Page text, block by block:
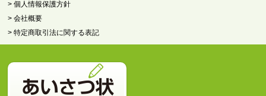
> 個人情報保護方針
> 会社概要
> 特定商取引法に関する表記